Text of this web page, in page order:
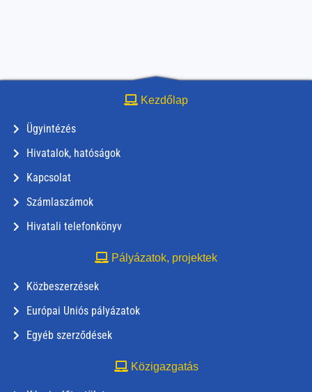
Kezdőlap
Ügyintézés
Hivatalok, hatóságok
Kapcsolat
Számlaszámok
Hivatali telefonkönyv
Pályázatok, projektek
Közbeszerzések
Európai Uniós pályázatok
Egyéb szerződések
Közigazgatás